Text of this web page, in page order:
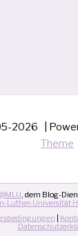
2026 |
Theme
, dem Blog-
Luther-Universität